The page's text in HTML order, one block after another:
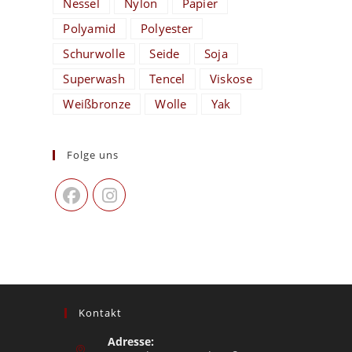
Nessel
Nylon
Papier
Polyamid
Polyester
Schurwolle
Seide
Soja
Superwash
Tencel
Viskose
Weißbronze
Wolle Yak
Folge uns
Kontakt
Adresse: